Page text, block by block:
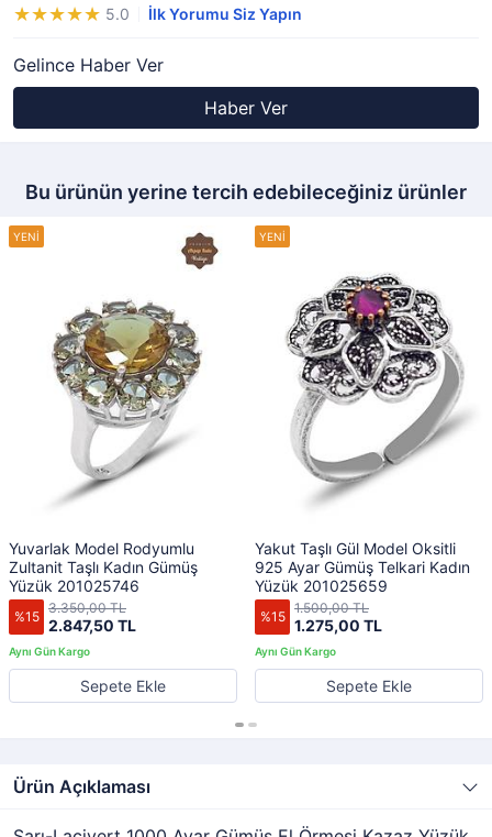
5.0 İlk Yorumu Siz Yapın
Gelince Haber Ver
Haber Ver
Bu ürünün yerine tercih edebileceğiniz ürünler
Yuvarlak Model Rodyumlu
Zultanit Taşlı Kadın Gümüş
Yüzük 201025746
%15 2.847,50 TL
3.350,00 TL
Sepete Ekle
Yakut Taşlı Gül Model Oksitli
925 Ayar Gümüş Telkari Kadın
Yüzük 201025659
%15 1.275,00 TL
1.500,00 TL
Sepete Ekle
Ürün Açıklaması